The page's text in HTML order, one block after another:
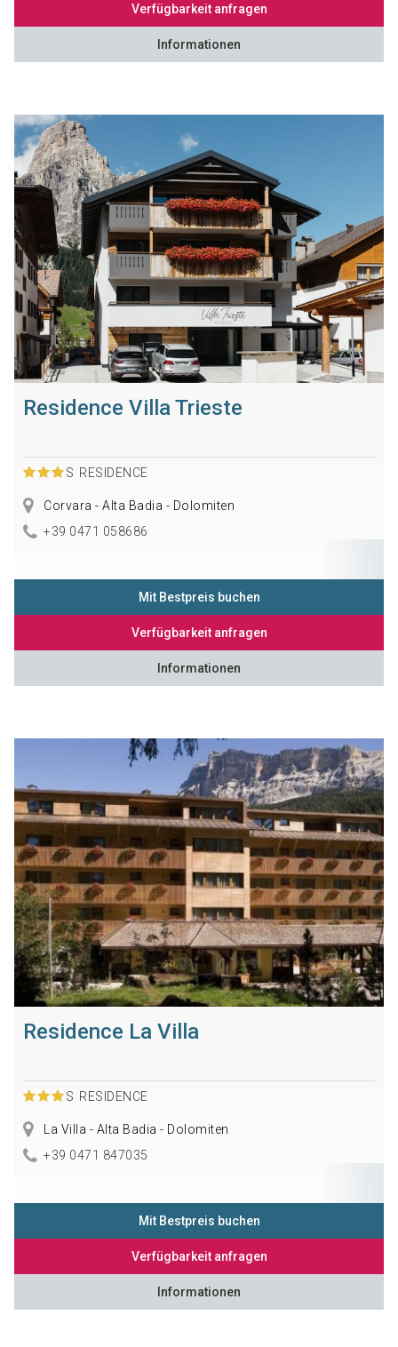
Verfügbarkeit anfragen
Informationen
Residence Villa Trieste
S RESIDENCE
Corvara - Alta Badia - Dolomiten
+39 0471 058686
Mit Bestpreis buchen
Verfügbarkeit anfragen
Informationen
Residence La Villa
S RESIDENCE
La Villa - Alta Badia - Dolomiten
+39 0471 847035
Mit Bestpreis buchen
Verfügbarkeit anfragen
Informationen